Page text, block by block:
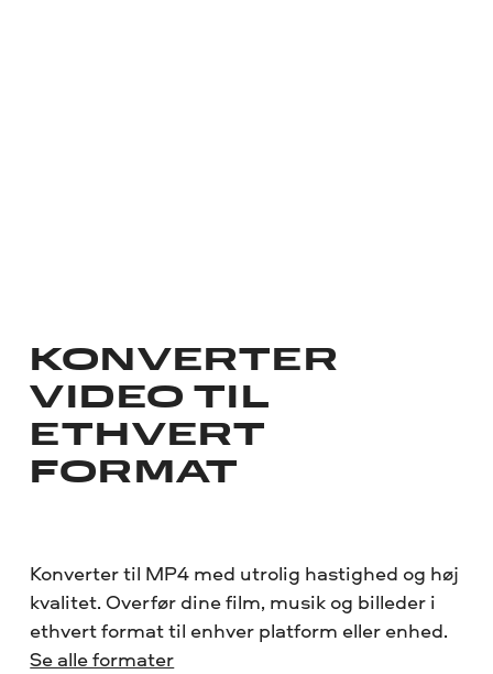
KONVERTER
VIDEO TIL
ETHVERT
FORMAT
Konverter til MP4 med utrolig hastighed og høj
kvalitet. Overfør dine film, musik og billeder i
ethvert format til enhver platform eller enhed.
Se alle formater